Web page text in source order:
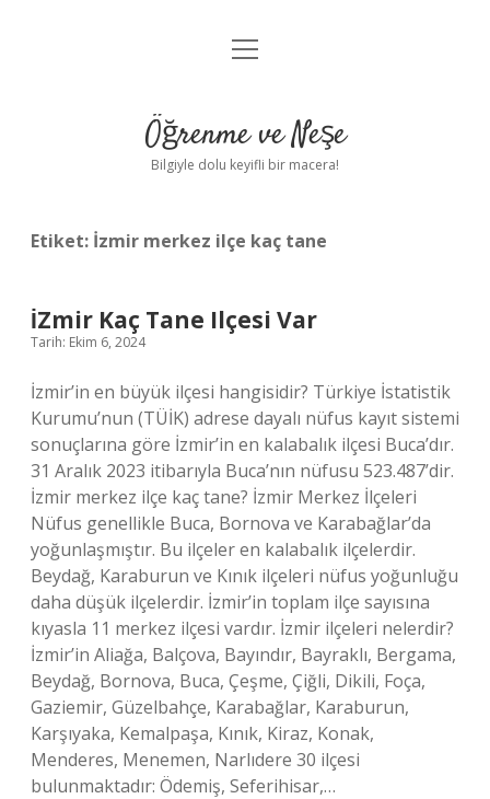
Anasayfa
Yasal Uyarı
menüyü
Öğrenme ve Neşe
Bilgiyle dolu keyifli bir macera!
Etiket: İzmir merkez ilçe kaç tane
İZmir Kaç Tane Ilçesi Var
Tarih: Ekim 6, 2024
İzmir’in en büyük ilçesi hangisidir? Türkiye İstatistik
Kurumu’nun (TÜİK) adrese dayalı nüfus kayıt sistemi
sonuçlarına göre İzmir’in en kalabalık ilçesi Buca’dır.
31 Aralık 2023 itibarıyla Buca’nın nüfusu 523.487’dir.
İzmir merkez ilçe kaç tane? İzmir Merkez İlçeleri
Nüfus genellikle Buca, Bornova ve Karabağlar’da
yoğunlaşmıştır. Bu ilçeler en kalabalık ilçelerdir.
Beydağ, Karaburun ve Kınık ilçeleri nüfus yoğunluğu
daha düşük ilçelerdir. İzmir’in toplam ilçe sayısına
kıyasla 11 merkez ilçesi vardır. İzmir ilçeleri nelerdir?
İzmir’in Aliağa, Balçova, Bayındır, Bayraklı, Bergama,
Beydağ, Bornova, Buca, Çeşme, Çiğli, Dikili, Foça,
Gaziemir, Güzelbahçe, Karabağlar, Karaburun,
Karşıyaka, Kemalpaşa, Kınık, Kiraz, Konak,
Menderes, Menemen, Narlıdere 30 ilçesi
bulunmaktadır: Ödemiş, Seferihisar,…